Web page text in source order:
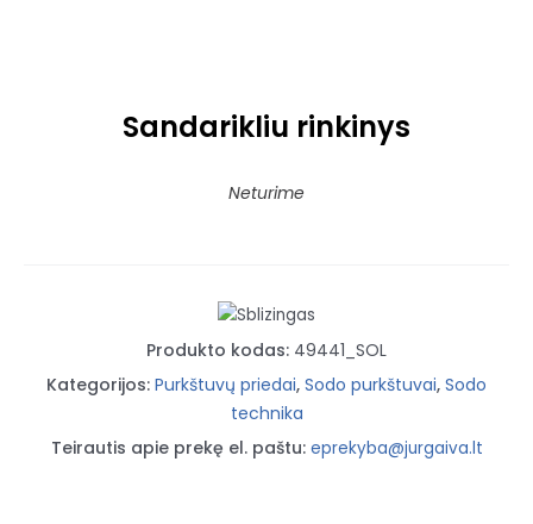
Sandarikliu rinkinys
Neturime
Produkto kodas: 49441_SOL
Kategorijos: Purkštuvų priedai, Sodo purkštuvai, Sodo
technika
Teirautis apie prekę el. paštu: eprekyba@jurgaiva.lt